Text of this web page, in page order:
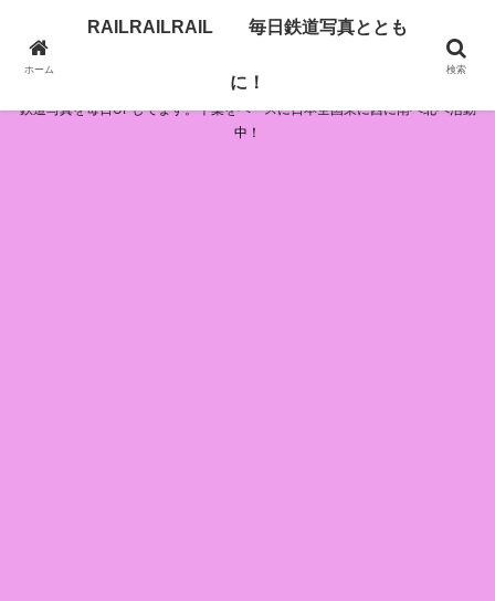
RAILRAILRAIL 毎日鉄道写真とともに！
鉄道写真を毎日UPしてます。千葉をベースに日本全国東に西に南へ北へ活動
中！
ホーム
RAILRAILRAIL 毎日鉄道写真ととも
に！
検索